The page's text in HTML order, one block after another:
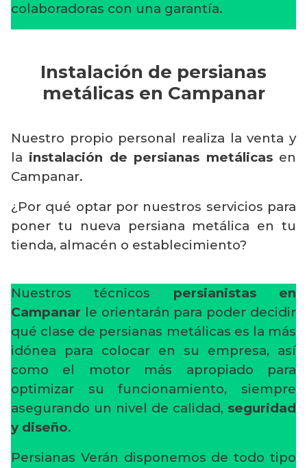
colaboradoras con una garantía.
Instalación de persianas
metálicas en Campanar
Nuestro propio personal realiza la venta y
la instalación de persianas metálicasen
Campanar.
¿Por qué optar por nuestros servicios para
poner tu nueva persiana metálica en tu
tienda, almacén o establecimiento?
Nuestros técnicos persianistas en
Campanar le orientarán para poder decidir
qué clase de persianas metálicas es la más
idónea para colocar en su empresa, así
como el motor más apropiado para
optimizar su funcionamiento, siempre
asegurando un nivel de calidad, seguridad
y diseño.
Persianas Verán disponemos de todo tipo